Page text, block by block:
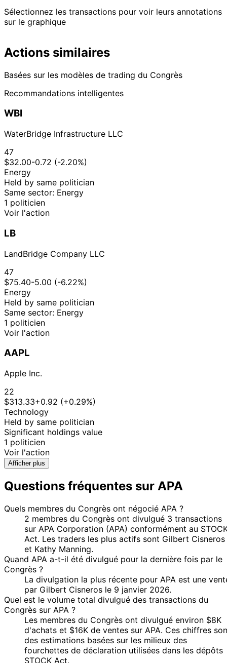
Sélectionnez les transactions pour voir leurs annotations
sur le graphique
Actions similaires
Basées sur les modèles de trading du Congrès
Recommandations intelligentes
WBI
WaterBridge Infrastructure LLC
47
$32.00-0.72 (-2.20%)
Energy
Held by same politician
Same sector: Energy
1 politicien
Voir l'action
LB
LandBridge Company LLC
47
$75.40-5.00 (-6.22%)
Energy
Held by same politician
Same sector: Energy
1 politicien
Voir l'action
AAPL
Apple Inc.
22
$313.33+0.92 (+0.29%)
Technology
Held by same politician
Significant holdings value
1 politicien
Voir l'action
Afficher plus
Questions fréquentes sur APA
Quels membres du Congrès ont négocié APA ?
2 membres du Congrès ont divulgué 3 transactions
sur APA Corporation (APA) conformément au
Act. Les traders les plus actifs sont Gilbert Cisneros
et Kathy Manning.
Quand APA a-t-il été divulgué pour la dernière fois par le
Congrès ?
La divulgation la plus récente pour APA est une
par Gilbert Cisneros le 9 janvier 2026.
Quel est le volume total divulgué des transactions du
Congrès sur APA ?
Les membres du Congrès ont divulgué environ $8K
d'achats et $16K de ventes sur APA. Ces chiffres
des estimations basées sur les milieux des
fourchettes de déclaration utilisées dans les dépôts
STOCK Act.